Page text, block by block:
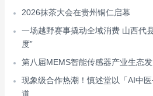
2026抹茶大会在贵州铜仁启幕
一场越野赛事撬动全域消费 山西代
度”
第八届MEMS智能传感器产业生态
现象级合作热潮！慎述堂以「AI中
道